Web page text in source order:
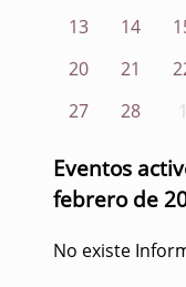
13
14
20
21
27
28 1
Eventos
febrero de
No existe